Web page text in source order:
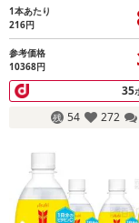
1本あたり
216円
参考価格
10368円
35
54 272